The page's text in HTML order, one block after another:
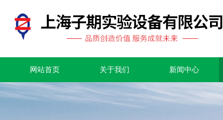
网站首页 关于我们 新闻中心